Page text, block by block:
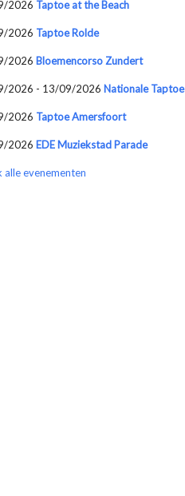
2026 Taptoe at the Beach
2026 Taptoe Rolde
2026 Bloemencorso Zundert
2026 - 13/09/2026 Nationale Taptoe
2026 Taptoe Amersfoort
2026 EDE Muziekstad Parade
alle evenementen